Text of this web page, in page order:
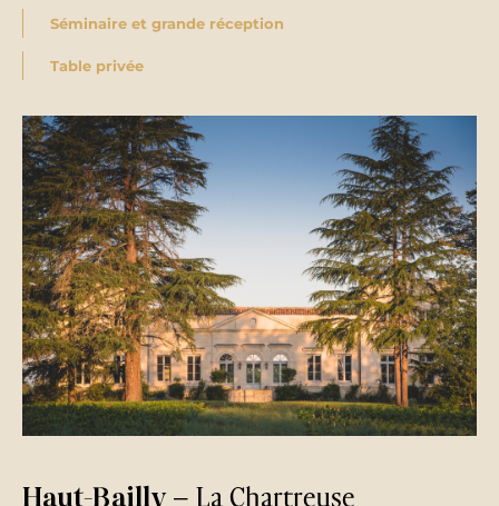
Séminaire et grande réception
Table privée
Haut-Bailly – La Chartreuse